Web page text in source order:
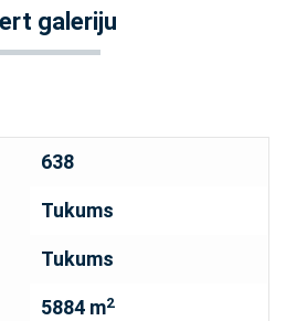
galeriju
638
Tukums
Tukums
5884 m2